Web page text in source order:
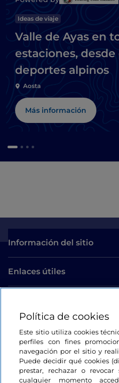
Ideas de viaje
Valle de Ayas en
estaciones,
deportes alpinos
Aosta
Más información
Información del sitio
Enlaces útiles
Estamos en contacto
Política de cookies
Este sitio utiliza cookies
perfiles con fines
navegación por el sitio y
Puede decidir qué cookies
prestar, rechazar o
cualquier momento